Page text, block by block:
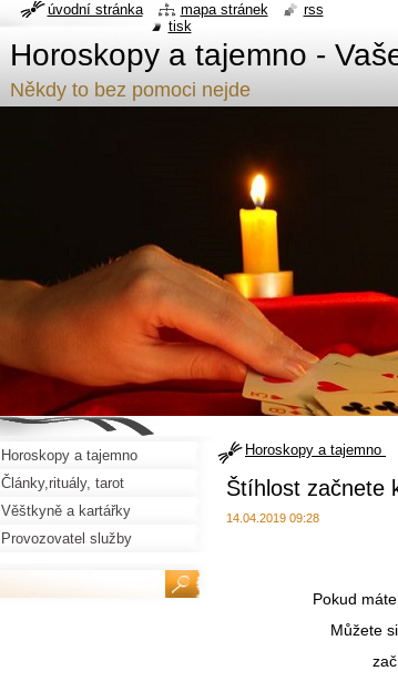
Horoskopy a tajemno -
Někdy to bez pomoci nejde
Horoskopy a tajemno
Štíhlost začnete
14.04.2019 09:28
Pokud
Můžete
Horoskopy a tajemno
Články,rituály, tarot
Věštkyně a kartářky
Provozovatel služby
úvodní stránka mapa stránek
rss
tisk